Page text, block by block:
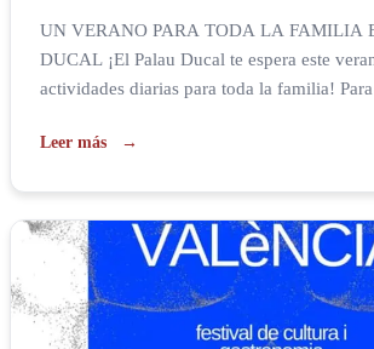
UN VERANO PARA TODA LA FAMILIA
DUCAL ¡El Palau Ducal te espera este
actividades diarias para toda la familia!
20:30 te ofrecemos las VISITAS
Leer más